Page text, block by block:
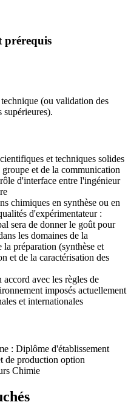
prérequis
(ou validation des
supérieures).
et techniques solides
et de la communication
d'interface entre l'ingénieur
chimiques en synthèse ou en
d'expérimentateur :
sera de donner le goût pour
les domaines de la
préparation (synthèse et
et de la caractérisation des
accord avec les règles de
imposés actuellement
et internationales
: Diplôme d'établissement
de production option
Chimie